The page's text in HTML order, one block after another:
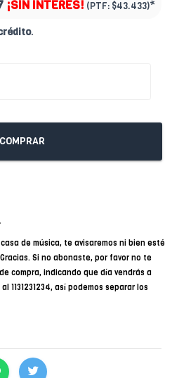
¡SIN INTERÉS! (PTF: $43.433)*
.
.
de música, te avisaremos ni bien esté
Si no abonaste, por favor no te
compra, indicando que día vendrás a
1131231234, así podemos separar los